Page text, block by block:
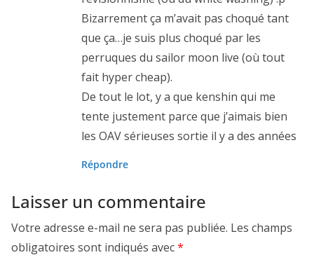
Bizarrement ça m’avait pas choqué tant
que ça…je suis plus choqué par les
perruques du sailor moon live (où tout
fait hyper cheap).
De tout le lot, y a que kenshin qui me
tente justement parce que j’aimais bien
les OAV sérieuses sortie il y a des années
Répondre
Laisser un commentaire
Votre adresse e-mail ne sera pas publiée. Les champs
obligatoires sont indiqués avec*